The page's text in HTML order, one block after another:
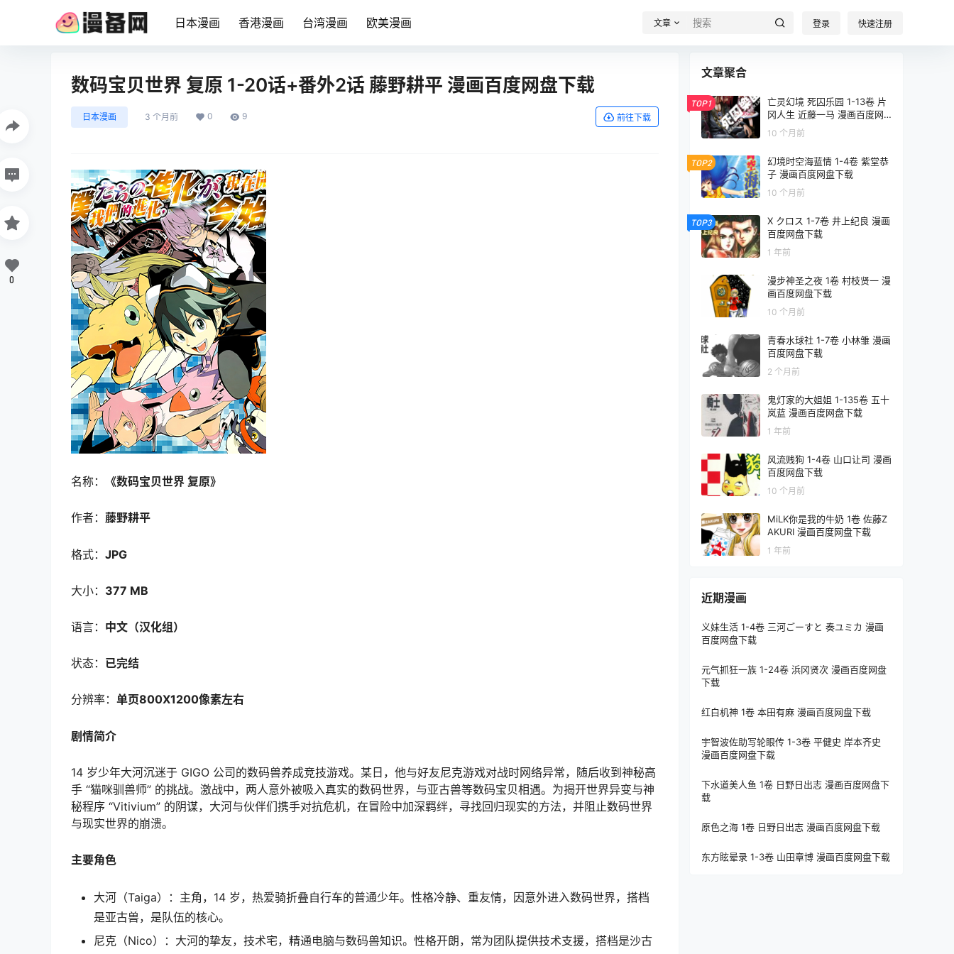
日本漫画 香港漫画 台湾漫画 欧美漫画 文章 登录 快速注册
数码宝贝世界 复原 1-20话+番外2话 藤野耕平 漫画百度网盘下载
日本漫画 3 个月前 0 9 前往下载
名称： 《数码宝贝世界 复原》
作者： 藤野耕平
格式： JPG
大小： 377 MB
语言： 中文（汉化组）
状态： 已完结
分辨率： 单页800X1200像素左右
剧情简介
14 岁少年大河沉迷于 GIGO 公司的数码兽养成竞技游戏。某日，他与好友尼克游戏对战时网络异常，随后收到神秘高
手 “猫咪驯兽师” 的挑战。激战中，两人意外被吸入真实的数码世界，与亚古兽等数码宝贝相遇。为揭开世界异变与神
秘程序 “Vitivium” 的阴谋，大河与伙伴们携手对抗危机，在冒险中加深羁绊，寻找回归现实的方法，并阻止数码世界
与现实世界的崩溃。
主要角色
大河（Taiga）：主角，14 岁，热爱骑折叠自行车的普通少年。性格冷静、重友情，因意外进入数码世界，搭档
是亚古兽，是队伍的核心。
尼克（Nico）：大河的挚友，技术宅，精通电脑与数码兽知识。性格开朗，常为团队提供技术支援，搭档是沙古
0
文章聚合
TOP1
亡灵幻境 死囚乐园 1-13卷 片
冈人生 近藤一马 漫画百度网
盘下载
10 个月前
TOP2
幻境时空海蓝情 1-4卷 紫堂恭
子 漫画百度网盘下载
10 个月前
TOP3
X クロス 1-7卷 井上纪良 漫画
百度网盘下载
1 年前
漫步神圣之夜 1卷 村枝贤一 漫
画百度网盘下载
10 个月前
青春水球社 1-7卷 小林雏 漫画
百度网盘下载
2 个月前
鬼灯家的大姐姐 1-135卷 五十
岚蓝 漫画百度网盘下载
1 年前
风流贱狗 1-4卷 山口让司 漫画
百度网盘下载
10 个月前
MiLK你是我的牛奶 1卷 佐藤Z
AKURI 漫画百度网盘下载
1 年前
近期漫画
义妹生活 1-4卷 三河ごーすと 奏ユミカ 漫画
百度网盘下载
元气抓狂一族 1-24卷 浜冈贤次 漫画百度网盘
下载
红白机神 1卷 本田有麻 漫画百度网盘下载
宇智波佐助写轮眼传 1-3卷 平健史 岸本齐史
漫画百度网盘下载
下水道美人鱼 1卷 日野日出志 漫画百度网盘下
载
原色之海 1卷 日野日出志 漫画百度网盘下载
东方眩晕录 1-3卷 山田章博 漫画百度网盘下载